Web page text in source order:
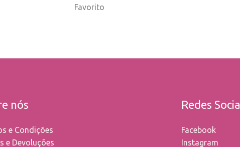
Favorito
nós
e Condições
e Devoluções
Redes
Facebook
Instagram